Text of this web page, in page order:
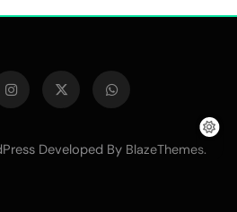
Developed By BlazeThemes.